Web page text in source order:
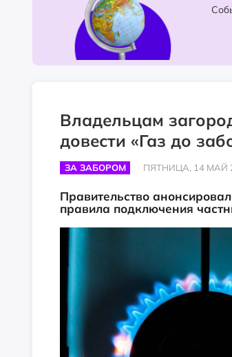
Народные новости
Владельцам
довести «Газ до
ЗА ЗАБОРОМ ПЯТНИЦА, 14 МАЙ
Правительство
правила подключения